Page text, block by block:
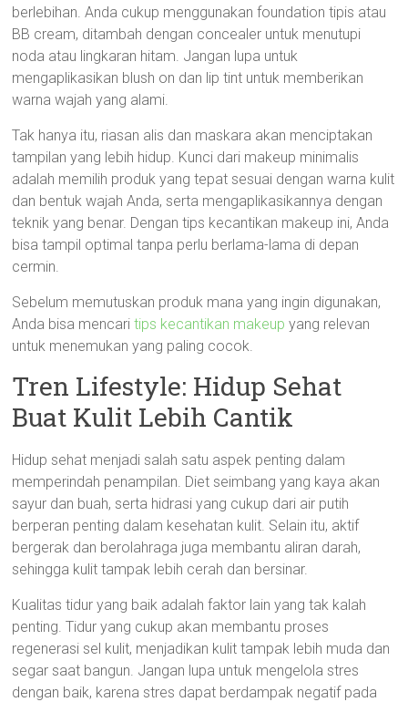
berlebihan. Anda cukup menggunakan foundation tipis atau
BB cream, ditambah dengan concealer untuk menutupi
noda atau lingkaran hitam. Jangan lupa untuk
mengaplikasikan blush on dan lip tint untuk memberikan
warna wajah yang alami.
Tak hanya itu, riasan alis dan maskara akan menciptakan
tampilan yang lebih hidup. Kunci dari makeup minimalis
adalah memilih produk yang tepat sesuai dengan warna kulit
dan bentuk wajah Anda, serta mengaplikasikannya dengan
teknik yang benar. Dengan tips kecantikan makeup ini, Anda
bisa tampil optimal tanpa perlu berlama-lama di depan
cermin.
Sebelum memutuskan produk mana yang ingin digunakan,
Anda bisa mencaritips kecantikan makeup yang relevan
untuk menemukan yang paling cocok.
Tren Lifestyle: Hidup Sehat
Buat Kulit Lebih Cantik
Hidup sehat menjadi salah satu aspek penting dalam
memperindah penampilan. Diet seimbang yang kaya akan
sayur dan buah, serta hidrasi yang cukup dari air putih
berperan penting dalam kesehatan kulit. Selain itu, aktif
bergerak dan berolahraga juga membantu aliran darah,
sehingga kulit tampak lebih cerah dan bersinar.
Kualitas tidur yang baik adalah faktor lain yang tak kalah
penting. Tidur yang cukup akan membantu proses
regenerasi sel kulit, menjadikan kulit tampak lebih muda dan
segar saat bangun. Jangan lupa untuk mengelola stres
dengan baik, karena stres dapat berdampak negatif pada